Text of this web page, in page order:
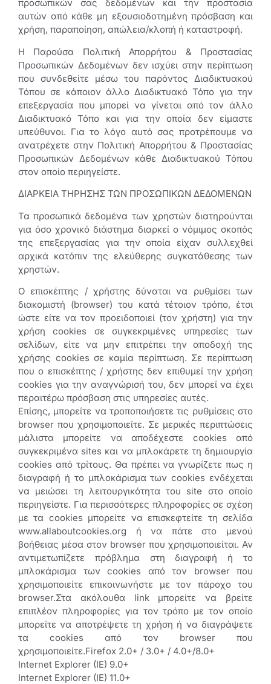
προσωπικών σας δεδομένων και την προστασία
αυτών από κάθε μη εξουσιοδοτημένη πρόσβαση και
χρήση, παραποίηση, απώλεια/κλοπή ή καταστροφή.
Η Παρούσα Πολιτική Απορρήτου & Προστασίας
Προσωπικών Δεδομένων δεν ισχύει στην περίπτωση
που συνδεθείτε μέσω του παρόντος Διαδικτυακού
Τόπου σε κάποιον άλλο Διαδικτυακό Τόπο για την
επεξεργασία που μπορεί να γίνεται από τον άλλο
Διαδικτυακό Τόπο και για την οποία δεν είμαστε
υπεύθυνοι. Για το λόγο αυτό σας προτρέπουμε να
ανατρέχετε στην Πολιτική Απορρήτου & Προστασίας
Προσωπικών Δεδομένων κάθε Διαδικτυακού Τόπου
στον οποίο περιηγείστε.
ΔΙΑΡΚΕΙΑ ΤΗΡΗΣΗΣ ΤΩΝ ΠΡΟΣΩΠΙΚΩΝ ΔΕΔΟΜΕΝΩΝ
Τα προσωπικά δεδομένα των χρηστών διατηρούνται
για όσο χρονικό διάστημα διαρκεί ο νόμιμος σκοπός
της επεξεργασίας για την οποία είχαν συλλεχθεί
αρχικά κατόπιν της ελεύθερης συγκατάθεσης των
χρηστών.
Ο επισκέπτης / χρήστης δύναται να ρυθμίσει των
διακομιστή (browser) του κατά τέτοιον τρόπο, έτσι
ώστε είτε να τον προειδοποιεί (τον χρήστη) για την
χρήση cookies σε συγκεκριμένες υπηρεσίες των
σελίδων, είτε να μην επιτρέπει την αποδοχή της
χρήσης cookies σε καμία περίπτωση. Σε περίπτωση
που ο επισκέπτης / χρήστης δεν επιθυμεί την χρήση
cookies για την αναγνώρισή του, δεν μπορεί να έχει
περαιτέρω πρόσβαση στις υπηρεσίες αυτές.
Επίσης, μπορείτε να τροποποιήσετε τις ρυθμίσεις στο
browser που χρησιμοποιείτε. Σε μερικές περιπτώσεις
μάλιστα μπορείτε να αποδέχεστε cookies από
συγκεκριμένα sites και να μπλοκάρετε τη δημιουργία
cookies από τρίτους. Θα πρέπει να γνωρίζετε πως η
διαγραφή ή το μπλοκάρισμα των cookies ενδέχεται
να μειώσει τη λειτουργικότητα του site στο οποίο
περιηγείστε. Για περισσότερες πληροφορίες σε σχέση
με τα cookies μπορείτε να επισκεφτείτε τη σελίδα
www.allaboutcookies.org ή να πάτε στο μενού
βοήθειας μέσα στον browser που χρησιμοποιείται. Αν
αντιμετωπίζετε πρόβλημα στη διαγραφή ή το
μπλοκάρισμα των cookies από τον browser που
χρησιμοποιείτε επικοινωνήστε με τον πάροχο του
browser.Στα ακόλουθα link μπορείτε να βρείτε
επιπλέον πληροφορίες για τον τρόπο με τον οποίο
μπορείτε να αποτρέψετε τη χρήση ή να διαγράψετε
τα cookies από τον browser που
χρησιμοποιείτε.Firefox 2.0+ / 3.0+ / 4.0+/8.0+
Internet Explorer (IE) 9.0+
Internet Explorer (IE) 11.0+